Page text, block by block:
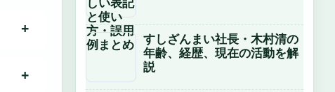
すしざんまい社長・木村清の
年齢、経歴、現在の活動を解
説